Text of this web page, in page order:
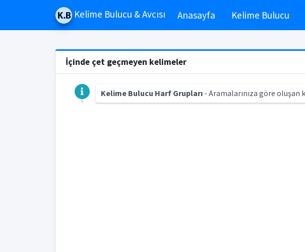
Kelime Bulucu & Avcısı Anasayfa Kelime Bulucu
İçinde çet geçmeyen kelimeler
Kelime Bulucu Harf Grupları- Aramalarınıza göre